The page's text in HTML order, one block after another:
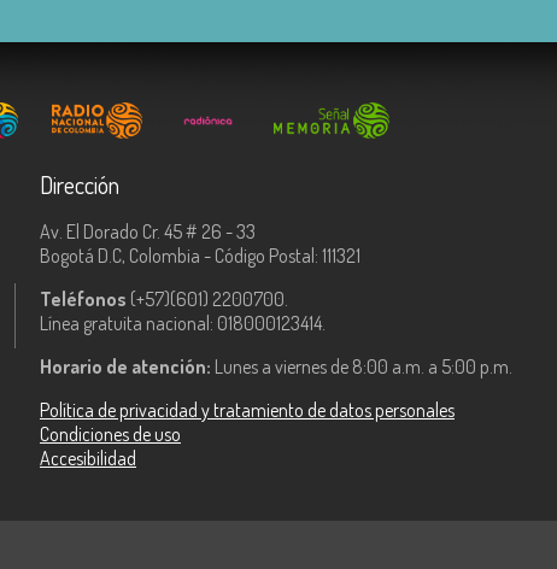
Dirección
Av. El Dorado Cr. 45 # 26 - 33
Bogotá D.C, Colombia - Código Postal: 111321
Teléfonos (+57)(601) 2200700.
Línea gratuita nacional: 018000123414.
Horario de atención: Lunes a viernes de 8:00 a.m. a 5:00 p.m.
Política de privacidad y tratamiento de datos personales
Condiciones de uso
Accesibilidad